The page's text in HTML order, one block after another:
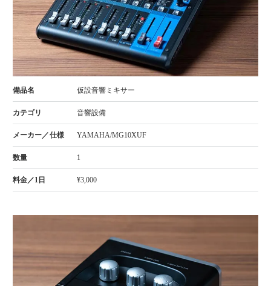
仮設音響ミキサー
音響設備
YAMAHA/MG10XUF
1
¥3,000